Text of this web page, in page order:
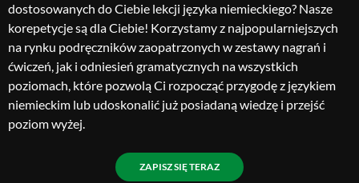
dostosowanych do Ciebie lekcji języka niemieckiego? Nasze
korepetycje są dla Ciebie! Korzystamy z najpopularniejszych
na rynku podręczników zaopatrzonych w zestawy nagrań i
ćwiczeń, jak i odniesień gramatycznych na wszystkich
poziomach, które pozwolą Ci rozpocząć przygodę z językiem
niemieckim lub udoskonalić już posiadaną wiedzę i przejść
poziom wyżej.
ZAPISZ SIĘ TERAZ